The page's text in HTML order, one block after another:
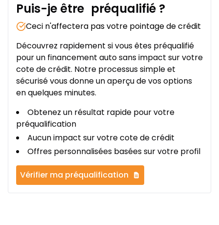
Puis-je être préqualifié ?
Ceci n'affectera pas votre pointage de crédit
Découvrez rapidement si vous êtes préqualifié
pour un financement auto sans impact sur votre
cote de crédit. Notre processus simple et
sécurisé vous donne un aperçu de vos options
en quelques minutes.
Obtenez un résultat rapide pour votre
préqualification
Aucun impact sur votre cote de crédit
Offres personnalisées basées sur votre profil
Vérifier ma préqualification